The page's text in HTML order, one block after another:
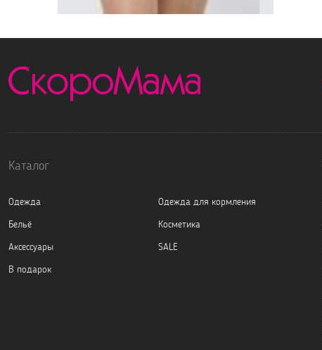
Каталог
Одежда
Одежда для кормления
Бельё
Косметика
Аксессуары
SALE
В подарок